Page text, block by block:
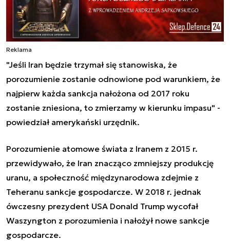
Reklama
"Jeśli Iran będzie trzymał się stanowiska, że
porozumienie zostanie odnowione pod warunkiem, że
najpierw każda sankcja nałożona od 2017 roku
zostanie zniesiona, to zmierzamy w kierunku impasu" -
powiedział amerykański urzędnik.
Porozumienie atomowe świata z Iranem z 2015 r.
przewidywało, że Iran znacząco zmniejszy produkcję
uranu, a społeczność międzynarodowa zdejmie z
Teheranu sankcje gospodarcze. W 2018 r. jednak
ówczesny prezydent USA Donald Trump wycofał
Waszyngton z porozumienia i nałożył nowe sankcje
gospodarcze.